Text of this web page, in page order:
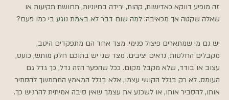
זה מופיע דווקא כאדישות, קהות, ירידה בחיוניות, תחושת תקיעות או
שאלה שקטה אך מכאיבה: למה שום דבר לא באמת נוגע בי כמו פעם?
יש גם מי שמתארים פיצול פנימי. מצד אחד הם מתפקדים היטב,
מקבלים החלטות, נראים יציבים. מצד שני יש בתוכם חלק מותש, כועס,
עצוב או בודד, שלא מקבל מקום. ככל שהפער הזה גדל, כך גדל גם
העומס. לא רק בגלל הקושי עצמו, אלא בגלל המאמץ המתמשך להסתיר
אותו, להסביר אותו, או לשכנע את עצמך שאין סיבה אמיתית להרגיש כך.